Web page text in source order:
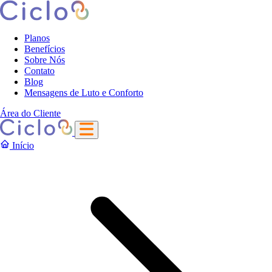
Planos
Benefícios
Sobre Nós
Contato
Blog
Mensagens de Luto e Conforto
Área do Cliente
Início